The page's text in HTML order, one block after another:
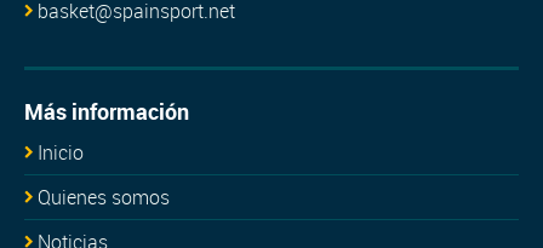
basket@spainsport.net
Más información
Inicio
Quienes somos
Noticias